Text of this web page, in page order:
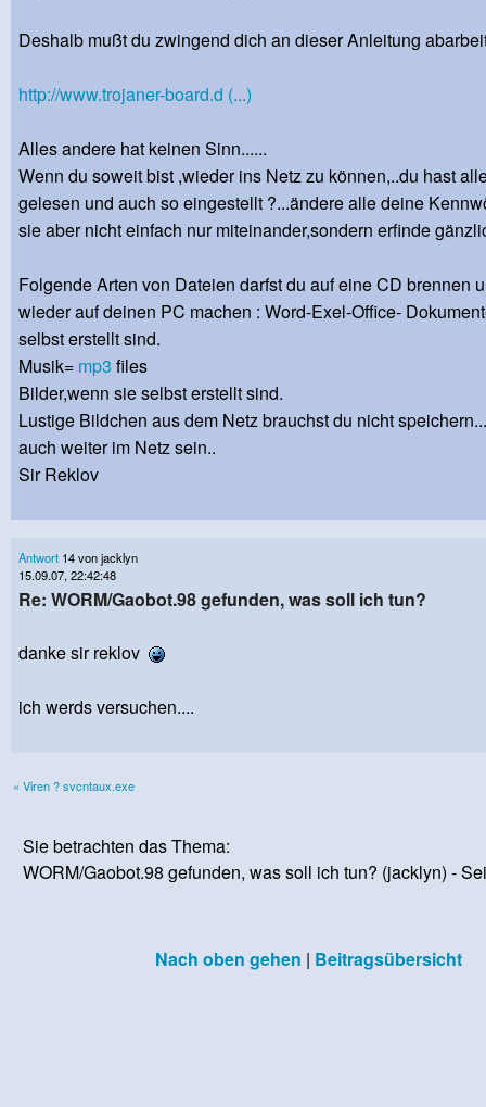
Deshalb mußt du zwingend dich an dieser Anleitung
http://www.trojaner-board.d (...)
Alles andere hat keinen Sinn......
Wenn du soweit bist ,wieder ins Netz zu können,..du hast
gelesen und auch so eingestellt ?...ändere alle deine
sie aber nicht einfach nur miteinander,sondern erfinde
Folgende Arten von Dateien darfst du auf eine CD brennen
wieder auf deinen PC machen : Word-Exel-Office-
selbst erstellt sind.
Musik= mp3 files
Bilder,wenn sie selbst erstellt sind.
Lustige Bildchen aus dem Netz brauchst du nicht
auch weiter im Netz sein..
Sir Reklov
Antwort 14 von jacklyn
15.09.07, 22:42:48
Re: WORM/Gaobot.98 gefunden, was soll ich tun?
danke sir reklov
ich werds versuchen....
« Viren ? svcntaux.exe
Sie betrachten das Thema:
WORM/Gaobot.98 gefunden, was soll ich tun? (jacklyn) -
Nach oben gehen | Beitragsübersicht